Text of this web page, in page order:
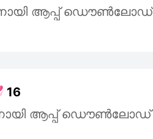
ആപ്പ് ഡൌൺലോഡ്
16
ആപ്പ് ഡൌൺലോഡ്